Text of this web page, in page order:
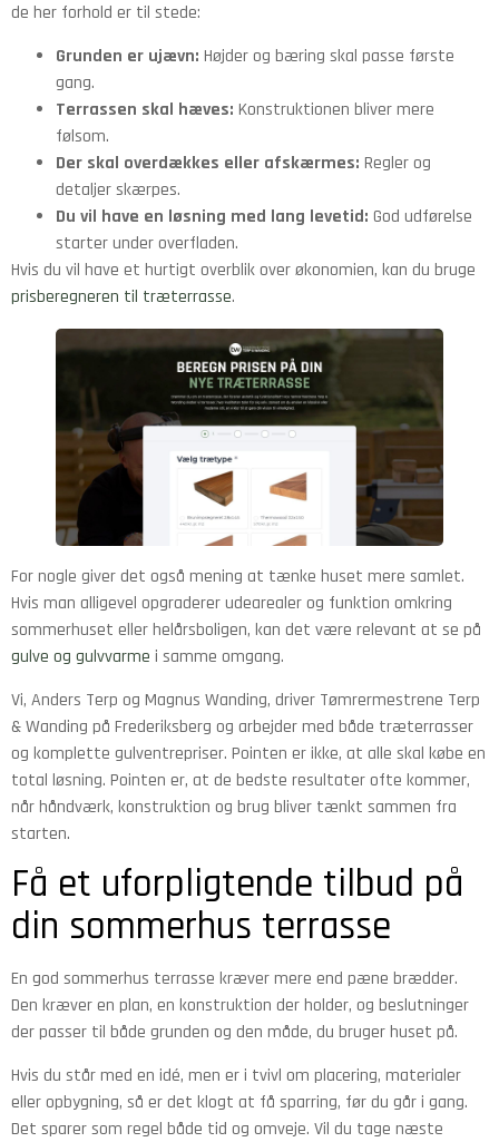
de her forhold er til stede:
Grunden er ujævn: Højder og bæring skal passe første
gang.
Terrassen skal hæves: Konstruktionen bliver mere
følsom.
Der skal overdækkes eller afskærmes: Regler og
detaljer skærpes.
Du vil have en løsning med lang levetid: God udførelse
starter under overfladen.
Hvis du vil have et hurtigt overblik over økonomien, kan du bruge
prisberegneren til træterrasse.
For nogle giver det også mening at tænke huset mere samlet.
Hvis man alligevel opgraderer udearealer og funktion omkring
sommerhuset eller helårsboligen, kan det være relevant at se på
gulve og gulvvarme i samme omgang.
Vi, Anders Terp og Magnus Wanding, driver Tømrermestrene Terp
& Wanding på Frederiksberg og arbejder med både træterrasser
og komplette gulventrepriser. Pointen er ikke, at alle skal købe en
total løsning. Pointen er, at de bedste resultater ofte kommer,
når håndværk, konstruktion og brug bliver tænkt sammen fra
starten.
Få et uforpligtende tilbud på
din sommerhus terrasse
En god sommerhus terrasse kræver mere end pæne brædder.
Den kræver en plan, en konstruktion der holder, og beslutninger
der passer til både grunden og den måde, du bruger huset på.
Hvis du står med en idé, men er i tvivl om placering, materialer
eller opbygning, så er det klogt at få sparring, før du går i gang.
Det sparer som regel både tid og omveje. Vil du tage næste